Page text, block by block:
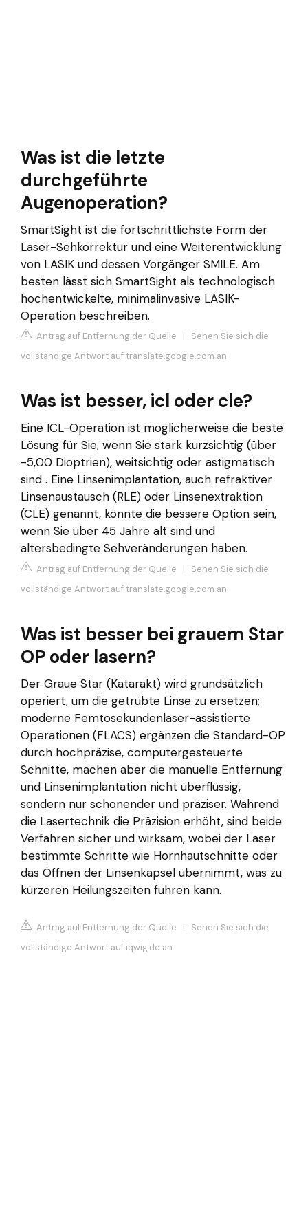
Was ist die letzte
durchgeführte
Augenoperation?
SmartSight ist die fortschrittlichste Form der
Laser-Sehkorrektur und eine Weiterentwicklung
von LASIK und dessen Vorgänger SMILE. Am
besten lässt sich SmartSight als technologisch
hochentwickelte, minimalinvasive LASIK-
Operation beschreiben.
Antrag auf Entfernung der Quelle | Sehen Sie sich die
vollständige Antwort auf translate.google.com an
Was ist besser, icl oder cle?
Eine ICL-Operation ist möglicherweise die beste
Lösung für Sie, wenn Sie stark kurzsichtig (über
-5,00 Dioptrien), weitsichtig oder astigmatisch
sind . Eine Linsenimplantation, auch refraktiver
Linsenaustausch (RLE) oder Linsenextraktion
(CLE) genannt, könnte die bessere Option sein,
wenn Sie über 45 Jahre alt sind und
altersbedingte Sehveränderungen haben.
Antrag auf Entfernung der Quelle | Sehen Sie sich die
vollständige Antwort auf translate.google.com an
Was ist besser bei grauem Star
OP oder lasern?
Der Graue Star (Katarakt) wird grundsätzlich
operiert, um die getrübte Linse zu ersetzen;
moderne Femtosekundenlaser-assistierte
Operationen (FLACS) ergänzen die Standard-OP
durch hochpräzise, computergesteuerte
Schnitte, machen aber die manuelle Entfernung
und Linsenimplantation nicht überflüssig,
sondern nur schonender und präziser. Während
die Lasertechnik die Präzision erhöht, sind beide
Verfahren sicher und wirksam, wobei der Laser
bestimmte Schritte wie Hornhautschnitte oder
das Öffnen der Linsenkapsel übernimmt, was zu
kürzeren Heilungszeiten führen kann.
Antrag auf Entfernung der Quelle | Sehen Sie sich die
vollständige Antwort auf iqwig.de an